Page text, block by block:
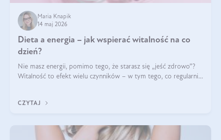
Maria Knapik
14 maj 2026
Dieta a energia – jak wspierać witalność na co
dzień?
Nie masz energii, pomimo tego, że starasz się „jeść zdrowo”?
Witalność to efekt wielu czynników – w tym tego, co regularnie
CZYTAJ